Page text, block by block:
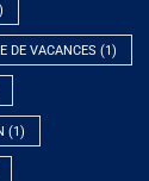
DE VACANCES (1)
(1)